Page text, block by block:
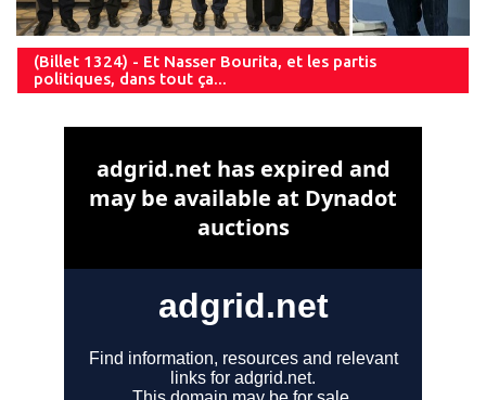
(Billet 1324) - Et Nasser Bourita, et les partis
politiques, dans tout ça...